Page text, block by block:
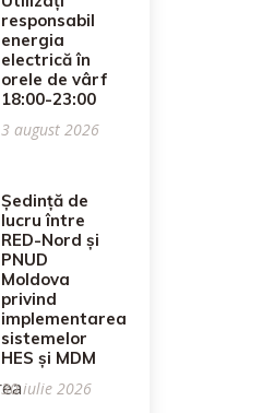
responsabil
energia
electrică în
orele de vârf
18:00-23:00
3 august 2026
Ședință de
lucru între
RED-Nord și
PNUD
Moldova
privind
implementarea
sistemelor
HES și MDM
30 iulie 2026